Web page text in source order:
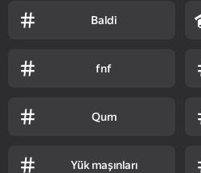
Baldi
fnf
Qum
Yük maşınları